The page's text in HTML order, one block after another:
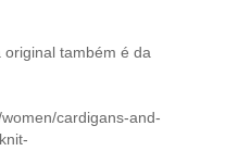
também é da
cardigans-and-